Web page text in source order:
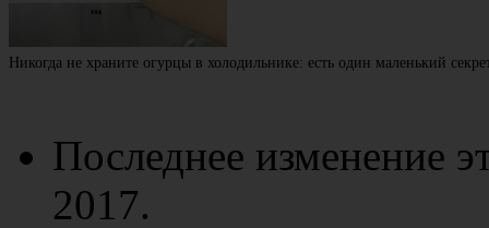
Никогда не храните огурцы в холодильнике: есть один маленький
Последнее изменение
2017.